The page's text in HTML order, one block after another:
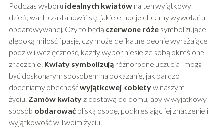
Podczas wyboru idealnych kwiatówna ten wyjątkowy
dzień, warto zastanowić się, jakie emocje chcemy wywołać u
obdarowywanej. Czy to będą czerwone różesymbolizujące
głęboką miłość i pasję, czy może delikatne peonie wyrażające
podziw i wdzięczność, każdy wybór niesie ze sobą określone
znaczenie. Kwiaty symbolizująróżnorodne uczucia i mogą
być doskonałym sposobem na pokazanie, jak bardzo
doceniamy obecnośćwyjątkowej kobietyw naszym
życiu. Zamów kwiatyz dostawą do domu, aby w wyjątkowy
sposób obdarować bliską osobę, podkreślając jej znaczenie i
wyjątkowość w Twoim życiu.